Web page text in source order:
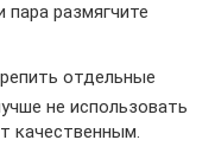
размягчите
отдельные
не использовать
качественным.